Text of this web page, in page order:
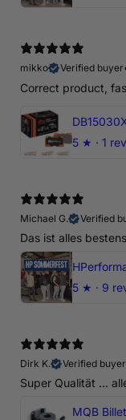
mikko
Verified buyer
Correct product,
5 ★ · 1
Michael G.
Verified
Das ist alles
5 ★ · 9
Dirk K.
Verified buyer
Super Qualität ...